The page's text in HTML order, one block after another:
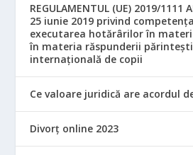
REGULAMENTUL (UE) 2019/1111
25 iunie 2019 privind
executarea hotărârilor în
în materia răspunderii
internațională de copii
Ce valoare juridică are acordul
Divorț online 2023